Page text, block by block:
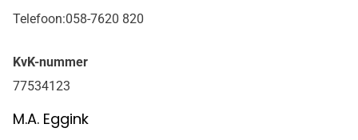
Telefoon:058-7620 820
KvK-nummer
77534123
M.A. Eggink